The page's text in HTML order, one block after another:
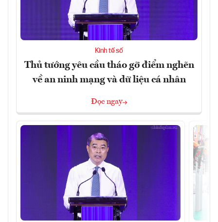
Kinh tế số
Thủ tướng yêu cầu tháo gỡ điểm nghẽn
về an ninh mạng và dữ liệu cá nhân
Đọc ngay